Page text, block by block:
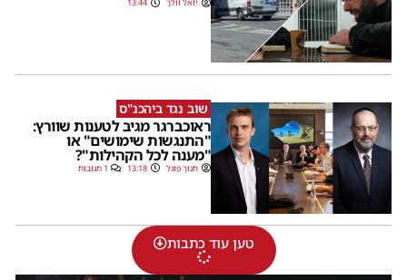
יואל וולך 13:44
שוב נגד ביהכנ"ס
ראוכברגר מגיב לטענות שוורץ:
"התנגשות שימושים" או
"מענה לכל הקהילות"?
חנוך פוגל 13:18 1 תגובות
טען עוד כתבות